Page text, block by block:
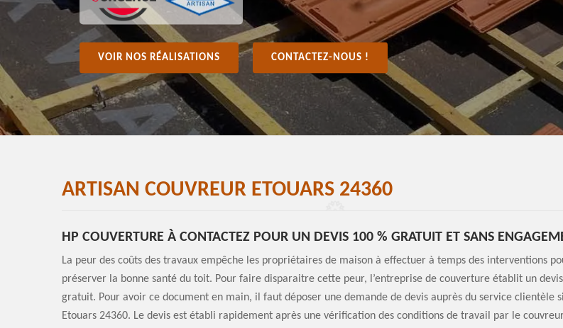
VOIR NOS RÉALISATIONS CONTACTEZ-NOUS !
ARTISAN COUVREUR ETOUARS 24360
HP COUVERTURE À CONTACTEZ POUR UN DEVIS 100 % GRATUIT ET SANS
La peur des coûts des travaux empêche les propriétaires de maison à effectuer à temps des interventions
préserver la bonne santé du toit. Pour faire disparaitre cette peur, l’entreprise de couverture établit un
gratuit. Pour avoir ce document en main, il faut déposer une demande de devis auprès du service clientèle
Etouars 24360. Le devis est établi rapidement après une vérification des conditions de travail par le